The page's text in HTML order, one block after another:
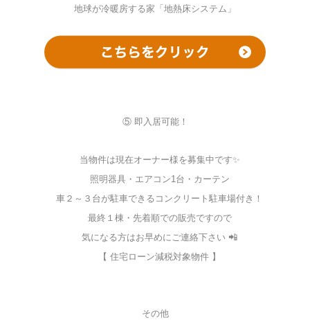
地球が冷暖房する家「地熱床システム」
⑤ 即入居可能！
当物件は現在オーナー様を募集中です✨
照明器具・エアコン1台・カーテン
車２～３台が駐車できるコンクリート駐車場付き！
最終１棟・先着順での販売ですので
気になる方はお早めにご連絡下さい 📲
【 住宅ローン減税対象物件 】
その他